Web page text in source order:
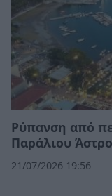
Ρύπανση από
Παράλιου
21/07/2026 19:56